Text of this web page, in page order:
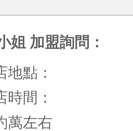
姐 加盟詢問：
地點：
時間：
萬左右